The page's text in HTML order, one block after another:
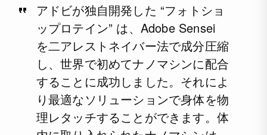
アドビが独自開発した “フォトショ
ップロテイン” は、Adobe Sensei
を二アレストネイバー法で成分圧縮
し、世界で初めてナノマシンに配合
することに成功しました。それによ
り最適なソリューションで身体を物
理レタッチすることができます。体